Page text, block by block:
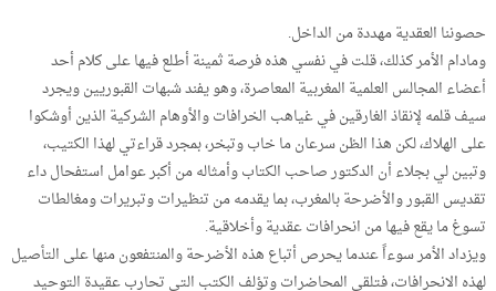
حصوننا العقدية مهددة من الداخل.
ومادام الأمر كذلك، قلت في نفسي هذه فرصة ثمينة أطلع فيها على كلام أحد
أعضاء المجالس العلمية المغربية المعاصرة، وهو يفند شبهات القبوريين ويجرد
سيف قلمه لإنقاذ الغارقين في غياهب الخرافات والأوهام الشركية الذين أوشكوا
على الهلاك، لكن هذا الظن سرعان ما خاب وتبخر، بمجرد قراءتي لهذا الكتيب،
وتبين لي بجلاء أن الدكتور صاحب الكتاب وأمثاله من أكبر عوامل استفحال داء
تقديس القبور والأضرحة بالمغرب، بما يقدمه من تنظيرات وتبريرات ومغالطات
تسوغ ما يقع فيها من انحرافات عقدية وأخلاقية.
ويزداد الأمر سوءاً عندما يحرص أتباع هذه الأضرحة والمنتفعون منها على التأصيل
لهذه الانحرافات، فتلقى المحاضرات وتؤلف الكتب التي تحارب عقيدة التوحيد